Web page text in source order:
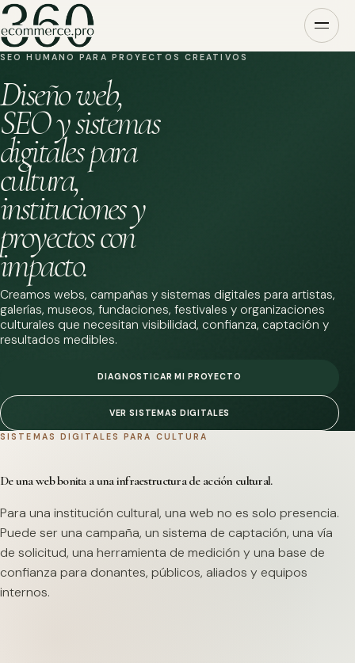
SEO HUMANO PARA PROYECTOS CREATIVOS
Diseño web,
SEO y sistemas
digitales para
cultura,
instituciones y
proyectos con
impacto.
Creamos webs, campañas y sistemas digitales para artistas,
galerías, museos, fundaciones, festivales y organizaciones
culturales que necesitan visibilidad, confianza, captación y
resultados medibles.
DIAGNOSTICAR MI PROYECTO
VER SISTEMAS DIGITALES
SISTEMAS DIGITALES PARA CULTURA
De una web bonita a una infraestructura de acción cultural.
Para una institución cultural, una web no es solo presencia.
Puede ser una campaña, un sistema de captación, una vía
de solicitud, una herramienta de medición y una base de
confianza para donantes, públicos, aliados y equipos
internos.